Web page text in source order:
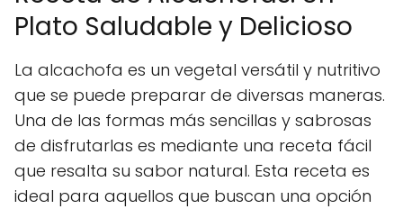
Plato Saludable y Delicioso
La alcachofa es un vegetal versátil y nutritivo
que se puede preparar de diversas maneras.
Una de las formas más sencillas y sabrosas
de disfrutarlas es mediante una receta fácil
que resalta su sabor natural. Esta receta es
ideal para aquellos que buscan una opción